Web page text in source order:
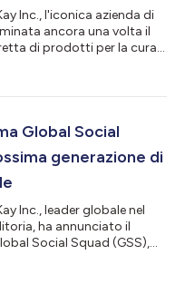
Inc., l'iconica azienda di
ancora una volta il
di prodotti per la cura
primi al mondo
delle nostre
Global Social
generazione di
Inc., leader globale nel
ha annunciato il
Social Squad (GSS),